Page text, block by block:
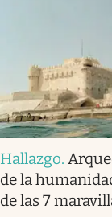
Hallazgo.
de la
de las 7